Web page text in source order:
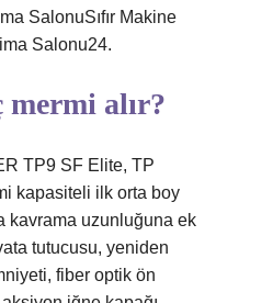
SalonuSıfır Makine
Salonu24.
alır?
TP9 SF Elite, TP
kapasiteli ilk orta boy
kavrama uzunluğuna ek
tutucusu, yeniden
fiber optik ön